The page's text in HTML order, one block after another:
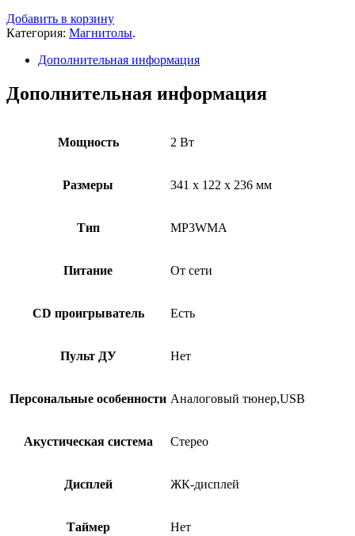
Добавить в корзину
Категория: Магнитолы.
Дополнительная информация
Дополнительная информация
Мощность 2 Вт
Размеры 341 х 122 х 236 мм
Тип MP3WMA
Питание От сети
CD проигрыватель Есть
Пульт ДУ Нет
Персональные особенности Аналоговый тюнер,USB
Акустическая система Стерео
Дисплей ЖК-дисплей
Таймер Нет